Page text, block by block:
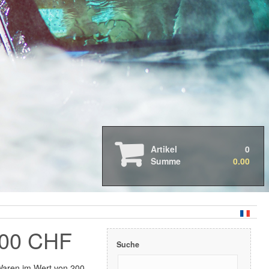
Auto- & Motorradpflege
Boots- & Wohnmobilpflege
2025 Neue Produkte
2024 Neue Produkte
3D Druck Produkte
Abverkauf & Aktionen
Cabriolet
Artikel
0
Summe
0.00
CHF Suche